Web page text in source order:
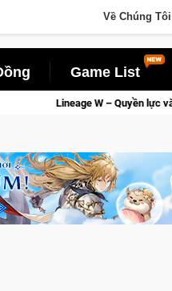
Về Chúng Tôi
Game List
và tài phú sẽ về tay kẻ đoạt được